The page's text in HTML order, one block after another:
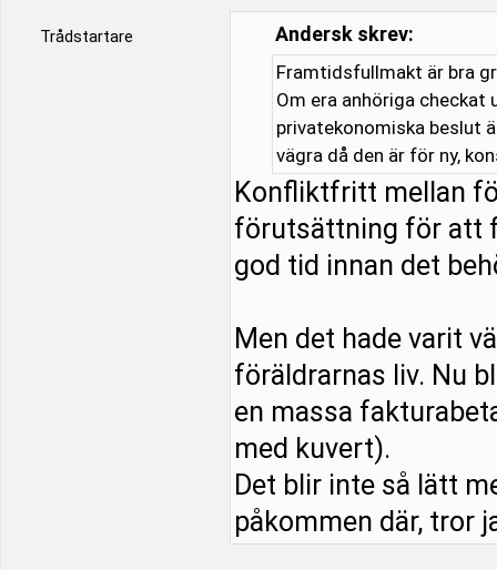
Trådstartare Andersk skrev:
Framtidsfullmakt är bra
Om era anhöriga
privatekonomiska beslut
vägra då den är för ny,
Konfliktfritt mellan
förutsättning för att
god tid innan det
Men det hade varit
föräldrarnas liv. Nu
en massa
med kuvert).
Det blir inte så lätt
påkommen där, tror